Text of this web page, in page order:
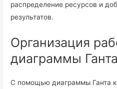
распределение ресурсов и
результатов.
Организация
диаграммы Ганта
С помощью диаграммы Ганта